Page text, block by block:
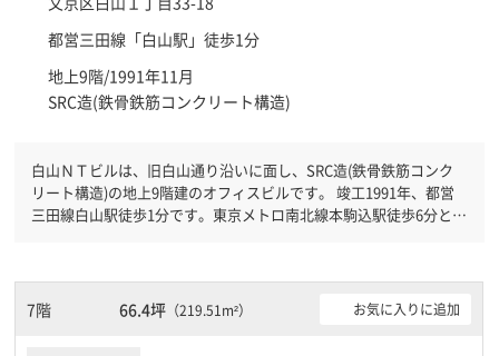
都営三田線「白山駅 」徒歩1分
地上9階/1991年11月
SRC造(鉄骨鉄筋コンクリート構造)
白山ＮＴビルは、旧白山通り沿いに面し、SRC造(鉄骨鉄筋コンク
リート構造)の地上9階建のオフィスビルです。 竣工1991年、都営
三田線白山駅徒歩1分です。東京メトロ南北線本駒込駅徒歩6分と複
性がしっかりとしています。
7階 66.4坪 （219.51m²） お気に入りに追加